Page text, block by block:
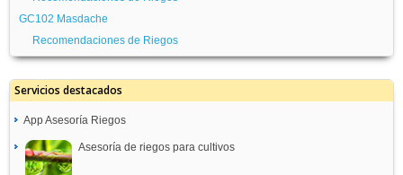
Recomendación de Riegos
TF108-Valle de Guerra El Pico
Recomendación de Riegos
Recomendaciones de Riegos
Recomendación de Riegos
TF107-Socorro
Recomendación de Riegos
TF110 Puntallana
Recomendaciones de Riegos
TF165 - Puerto Naos
Recomendaciones de Riegos
GC102 Masdache
Recomendaciones de Riegos
Servicios destacados
App Asesoría Riegos
Asesoría de riegos para cultivos